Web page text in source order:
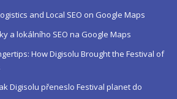
and Local SEO on Google Maps
a lokálního SEO na Google Maps
How Digisolu Brought the Festival of
Digisolu přeneslo Festival planet do